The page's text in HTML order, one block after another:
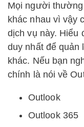
Mọi người
khác nhau vì vậy
dịch vụ này. Hiểu
duy nhất để quản
khác. Nếu bạn
chính là nói về
Outlook
Outlook 365